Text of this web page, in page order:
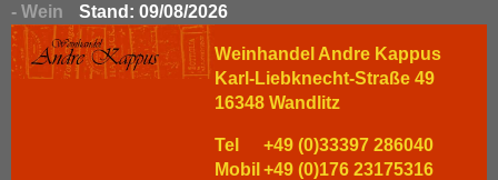
- Wein Stand: 09/08/2026
Weinhandel Andre Kappus
Karl-Liebknecht-Straße 49
16348 Wandlitz
Tel
+49 (0)33397 286040
Mobil +49 (0)176 23175316